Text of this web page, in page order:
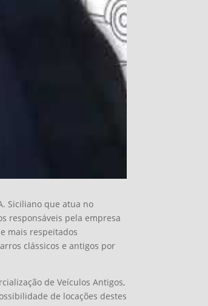
Siciliano que atua no
responsáveis pela empresa
mais respeitados
clássicos e antigos por
de Veículos Antigos,
de locações destes